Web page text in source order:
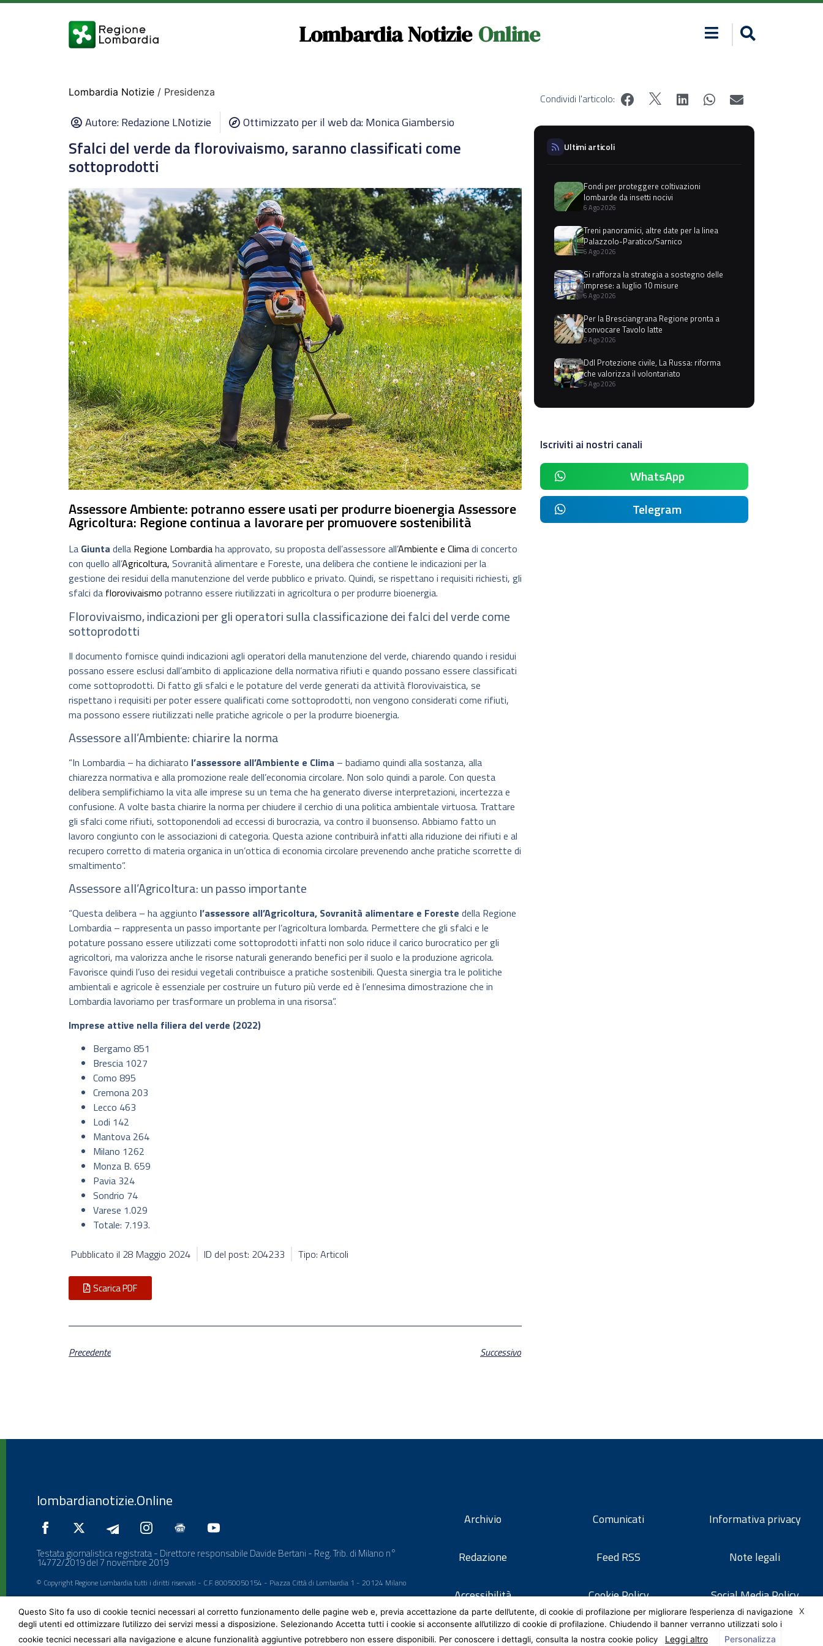
Lombardia Notizie Online
Lombardia Notizie / Presidenza
Autore:Redazione LNotizie Ottimizzato per il web da: Monica Giambersio
Sfalci del verde da florovivaismo, saranno classificati come
sottoprodotti
Assessore Ambiente: potranno essere usati per produrre bioenergia Assessore
Agricoltura: Regione continua a lavorare per promuovere sostenibilità
La Giunta della Regione Lombardiaha approvato, su proposta dell’assessore all’Ambiente e Climadi concerto
con quello all’Agricoltura, Sovranità alimentare e Foreste, una delibera che contiene le indicazioni per la
gestione dei residui della manutenzione del verde pubblico e privato. Quindi, se rispettano i requisiti richiesti, gli
sfalci da florovivaismo potranno essere riutilizzati in agricoltura o per produrre bioenergia.
Florovivaismo, indicazioni per gli operatori sulla classificazione dei falci del verde come
sottoprodotti
Il documento fornisce quindi indicazioni agli operatori della manutenzione del verde, chiarendo quando i residui
possano essere esclusi dall’ambito di applicazione della normativa rifiuti e quando possano essere classificati
come sottoprodotti. Di fatto gli sfalci e le potature del verde generati da attività florovivaistica, se
rispettano i requisiti per poter essere qualificati come sottoprodotti, non vengono considerati come rifiuti,
ma possono essere riutilizzati nelle pratiche agricole o per la produrre bioenergia.
Assessore all’Ambiente: chiarire la norma
“In Lombardia – ha dichiarato l’assessore all’Ambiente e Clima – badiamo quindi alla sostanza, alla
chiarezza normativa e alla promozione reale dell’economia circolare. Non solo quindi a parole. Con questa
delibera semplifichiamo la vita alle imprese su un tema che ha generato diverse interpretazioni, incertezza e
confusione. A volte basta chiarire la norma per chiudere il cerchio di una politica ambientale virtuosa. Trattare
gli sfalci come rifiuti, sottoponendoli ad eccessi di burocrazia, va contro il buonsenso. Abbiamo fatto un
lavoro congiunto con le associazioni di categoria. Questa azione contribuirà infatti alla riduzione dei rifiuti e al
recupero corretto di materia organica in un’ottica di economia circolare prevenendo anche pratiche scorrette di
smaltimento”.
Assessore all’Agricoltura: un passo importante
“Questa delibera – ha aggiunto l’assessore all’Agricoltura, Sovranità alimentare e Foreste della Regione
Lombardia – rappresenta un passo importante per l’agricoltura lombarda. Permettere che gli sfalci e le
potature possano essere utilizzati come sottoprodotti infatti non solo riduce il carico burocratico per gli
agricoltori, ma valorizza anche le risorse naturali generando benefici per il suolo e la produzione agricola.
Favorisce quindi l’uso dei residui vegetali contribuisce a pratiche sostenibili. Questa sinergia tra le politiche
ambientali e agricole è essenziale per costruire un futuro più verde ed è l’ennesima dimostrazione che in
Lombardia lavoriamo per trasformare un problema in una risorsa”.
Imprese attive nella filiera del verde (2022)
Bergamo 851
Brescia 1027
Como 895
Cremona 203
Lecco 463
Lodi 142
Mantova 264
Milano 1262
Monza B. 659
Pavia 324
Sondrio 74
Varese 1.029
Totale: 7.193.
Pubblicato il 28 Maggio 2024 ID del post: 204233 Tipo: Articoli
Scarica PDF
Precedente Successivo
Condividi l'articolo:
Ultimi articoli
Fondi per proteggere coltivazioni
lombarde da insetti nocivi
6 Ago 2026
Treni panoramici, altre date per la linea
Palazzolo-Paratico/Sarnico
6 Ago 2026
Si rafforza la strategia a sostegno delle
imprese: a luglio 10 misure
6 Ago 2026
Per la Bresciangrana Regione pronta a
convocare Tavolo latte
5 Ago 2026
Ddl Protezione civile, La Russa: riforma
che valorizza il volontariato
5 Ago 2026
Iscriviti ai nostri canali
WhatsApp
Telegram
lombardianotizie.Online
Testata giornalistica registrata - Direttore responsabile Davide Bertani - Reg. Trib. di Milano n°
14772/2019 del 7 novembre 2019
© Copyright Regione Lombardia tutti i diritti riservati - C.F. 80050050154 - Piazza Città di Lombardia 1 - 20124 Milano
Archivio
Redazione
Accessibilità
Comunicati
Feed RSS
Cookie Policy
Informativa privacy
Note legali
Social Media Policy
X
Questo Sito fa uso di cookie tecnici necessari al corretto funzionamento delle pagine web e, previa accettazione da parte dell’utente, di cookie di profilazione per migliorare l’esperienza di navigazione
degli utenti ed ottimizzare l’utilizzo dei servizi messi a disposizione. Selezionando Accetta tutti i cookie si acconsente all’utilizzo di cookie di profilazione. Chiudendo il banner verranno utilizzati solo i
cookie tecnici necessari alla navigazione e alcune funzionalità aggiuntive potrebbero non essere disponibili. Per conoscere i dettagli, consulta la nostra cookie policy
Leggi altro Personalizza